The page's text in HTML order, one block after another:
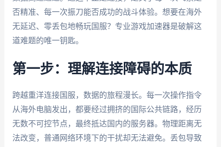
否精准、每一次振刀能否成功的战斗体验。想要在海外
无延迟、零丢包地畅玩国服？专业游戏加速器是破解这
道难题的唯一钥匙。
第一步：理解连接障碍的本质
跨越重洋连接国服，数据的旅程漫长。每一次操作指令
从海外电脑发出，都要经过拥挤的国际公共链路，经历
无数不可控节点，最终抵达国内的服务器。物理距离无
法改变，普通网络环境下的干扰却无法避免。丢包导致